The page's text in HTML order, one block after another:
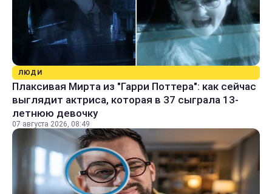
ЛЮДИ
Плаксивая Мирта из "Гарри Поттера": как сейчас
выглядит актриса, которая в 37 сыграла 13-
летнюю девочку
07 августа 2026, 08:49